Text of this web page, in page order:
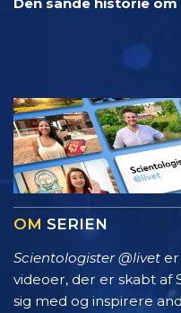
OM SERIEN
Scientologister @livet
videoer, der er skabt af
sig med og inspirere